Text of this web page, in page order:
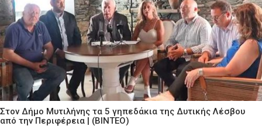
Στον Δήμο Μυτιλήνης τα 5 γηπεδάκια της Δυτικής Λέσβου
από την Περιφέρεια | (ΒΙΝΤΕΟ)